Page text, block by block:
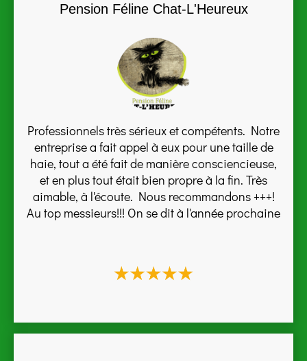
Pension Féline Chat-L'Heureux
Professionnels très sérieux et compétents. Notre
entreprise a fait appel à eux pour une taille de
haie, tout a été fait de manière consciencieuse,
et en plus tout était bien propre à la fin. Très
aimable, à l'écoute. Nous recommandons +++!
Au top messieurs!!! On se dit à l'année prochaine